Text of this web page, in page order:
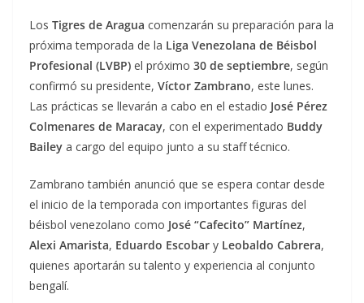
Los Tigres de Aragua comenzarán su preparación para la
próxima temporada de la Liga Venezolana de Béisbol
Profesional (LVBP) el próximo 30 de septiembre, según
confirmó su presidente, Víctor Zambrano, este lunes.
Las prácticas se llevarán a cabo en el estadio José Pérez
Colmenares de Maracay, con el experimentado Buddy
Bailey a cargo del equipo junto a su staff técnico.
Zambrano también anunció que se espera contar desde
el inicio de la temporada con importantes figuras del
béisbol venezolano como José “Cafecito” Martínez,
Alexi Amarista, Eduardo Escobar y Leobaldo Cabrera,
quienes aportarán su talento y experiencia al conjunto
bengalí.